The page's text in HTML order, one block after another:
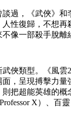
過，《武俠》
性復歸，不想
像一部殺手脫離
俠類型。《風
，呈現搏擊力
把超能英雄的
X）、百靈